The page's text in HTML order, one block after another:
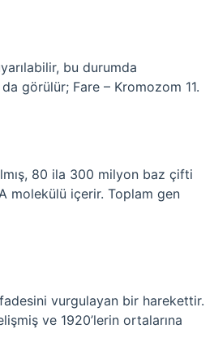
bu durumda
görülür; Fare – Kromozom 11.
80 ila 300 milyon baz çifti
molekülü içerir. Toplam gen
vurgulayan bir harekettir.
ve 1920’lerin ortalarına